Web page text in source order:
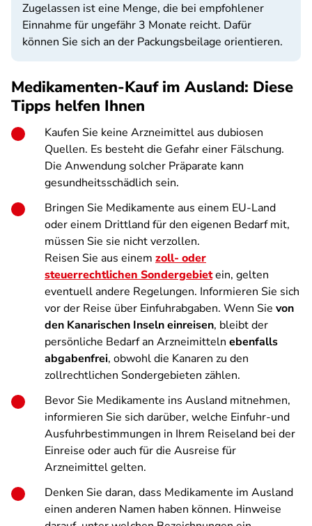
Zugelassen ist eine Menge, die bei empfohlener
Einnahme für ungefähr 3 Monate reicht. Dafür
können Sie sich an der Packungsbeilage orientieren.
Medikamenten-Kauf im Ausland: Diese
Tipps helfen Ihnen
Kaufen Sie keine Arzneimittel aus dubiosen
Quellen. Es besteht die Gefahr einer Fälschung.
Die Anwendung solcher Präparate kann
gesundheitsschädlich sein.
Bringen Sie Medikamente aus einem EU-Land
oder einem Drittland für den eigenen Bedarf mit,
müssen Sie sie nicht verzollen.
Reisen Sie aus einem zoll- oder
steuerrechtlichen Sondergebietein, gelten
eventuell andere Regelungen. Informieren Sie sich
vor der Reise über Einfuhrabgaben. Wenn Sie von
den Kanarischen Inseln einreisen, bleibt der
persönliche Bedarf an Arzneimitteln ebenfalls
abgabenfrei, obwohl die Kanaren zu den
zollrechtlichen Sondergebieten zählen.
Bevor Sie Medikamente ins Ausland mitnehmen,
informieren Sie sich darüber, welche Einfuhr-und
Ausfuhrbestimmungen in Ihrem Reiseland bei der
Einreise oder auch für die Ausreise für
Arzneimittel gelten.
Denken Sie daran, dass Medikamente im Ausland
einen anderen Namen haben können. Hinweise